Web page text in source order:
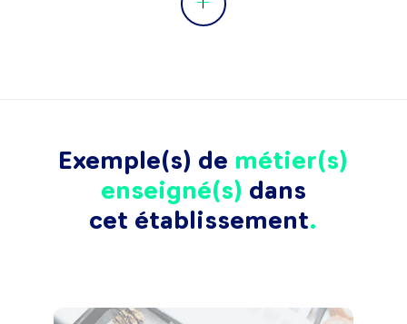
Exemple(s) de métier(s)
enseigné(s) dans
cet établissement